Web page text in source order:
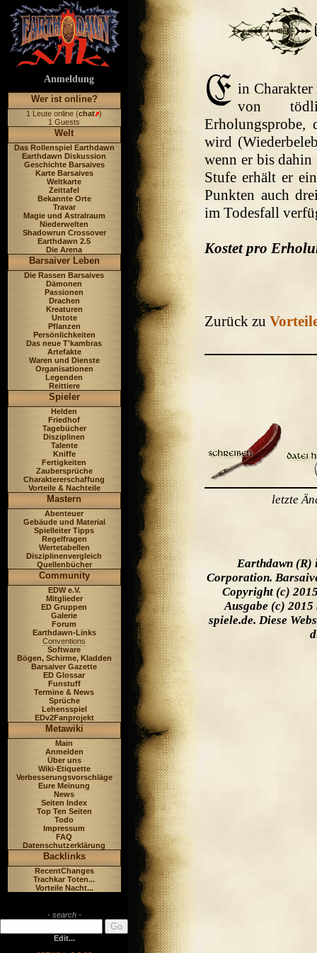
Anmeldung
Wer ist online?
1 Leute online (chat )
1 Guests
Welt
Das Rollenspiel Earthdawn
Earthdawn Diskussion
Geschichte Barsaives
Karte Barsaives
Weltkarte
Zeittafel
Bekannte Orte
Travar
Magie und Astralraum
Niederwelten
Shadowrun Crossover
Earthdawn 2.5
Die Arena
Barsaiver Leben
Die Rassen Barsaives
Dämonen
Passionen
Drachen
Kreaturen
Untote
Pflanzen
Persönlichkeiten
Das neue T'kambras
Artefakte
Waren und Dienste
Organisationen
Legenden
Reittiere
Spieler
Helden
Friedhof
Tagebücher
Disziplinen
Talente
Kniffe
Fertigkeiten
Zaubersprüche
Charaktererschaffung
Vorteile & Nachteile
Mastern
Abenteuer
Gebäude und Material
Spielleiter Tipps
Regelfragen
Wertetabellen
Disziplinenvergleich
Quellenbücher
Community
EDW e.V.
Mitglieder
ED Gruppen
Galerie
Forum
Earthdawn-Links
Conventions
Software
Bögen, Schirme, Kladden
Barsaiver Gazette
ED Glossar
Funstuff
Termine & News
Sprüche
Lehensspiel
EDv2Fanprojekt
Metawiki
Main
Anmelden
Über uns
Wiki-Etiquette
Verbesserungsvorschläge
Eure Meinung
News
Seiten Index
Top Ten Seiten
Todo
Impressum
FAQ
Datenschutzerklärung
Backlinks
RecentChanges
Trachkar Toten...
Vorteile Nacht...
- search -
Edit...
in
von
Erholungsprobe,
wird
wenn er bis dahin
Stufe erhält er
Punkten auch
im Todesfall
Kostet pro
Zurück zu
letzte
Earthdawn (R)
Corporation.
Copyright (c)
Ausgabe (c) 2015
spiele.de. Diese